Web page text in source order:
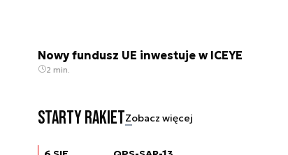
Nowy fundusz UE inwestuje w ICEYE
2 min.
Starty rakietZobacz więcej